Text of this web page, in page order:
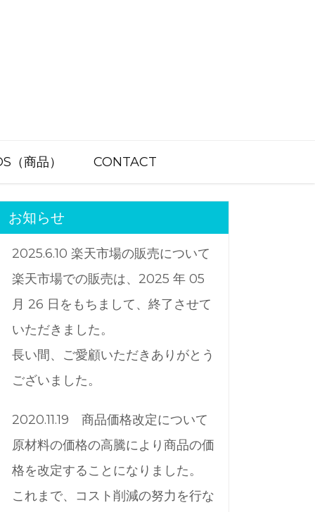
（商品） CONTACT
お知らせ
2025.6.10 楽天市場の販売について
楽天市場での販売は、2025 年 05
月 26 日をもちまして、終了させて
いただきました。
長い間、ご愛顧いただきありがとう
ございました。
2020.11.19 商品価格改定について
原材料の価格の高騰により商品の価
格を改定することになりました。
これまで、コスト削減の努力を行な